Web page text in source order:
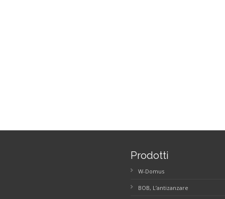
Prodotti
W-Domus
BOB, L’antizanzare